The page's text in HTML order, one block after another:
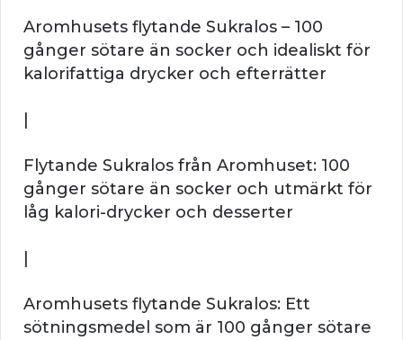
Aromhusets flytande Sukralos – 100
gånger sötare än socker och idealiskt för
kalorifattiga drycker och efterrätter
Flytande Sukralos från Aromhuset: 100
gånger sötare än socker och utmärkt för
låg kalori-drycker och desserter
Aromhusets flytande Sukralos: Ett
sötningsmedel som är 100 gånger sötare